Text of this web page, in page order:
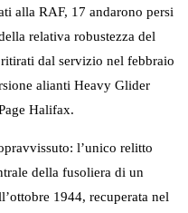
alla RAF, 17 andarono persi
relativa robustezza del
dal servizio nel febbraio
alianti Heavy Glider
Halifax.
l’unico relitto
della fusoliera di un
1944, recuperata nel